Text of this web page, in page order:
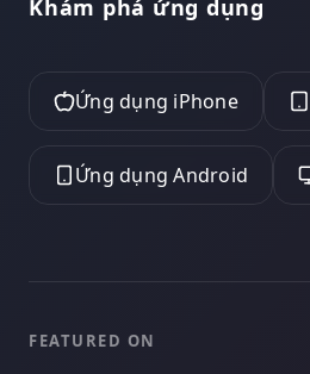
Khám phá ứng dụng
Ứng dụng iPhone
Ứng dụng Android
FEATURED ON